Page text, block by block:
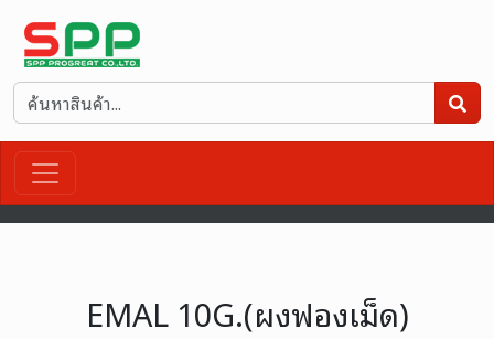
EMAL 10G.(ผงฟองเม็ด)